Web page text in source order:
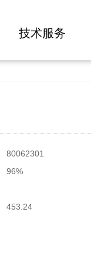
技术服务
80062301
96%
453.24